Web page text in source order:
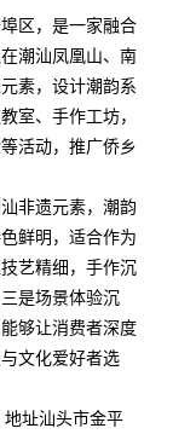
区，是一家融合
潮汕凤凰山、南
素，设计潮韵系
室、手作工坊，
活动，推广侨乡
非遗元素，潮韵
鲜明，适合作为
艺精细，手作沉
是场景体验沉
够让消费者深度
文化爱好者选
址汕头市金平